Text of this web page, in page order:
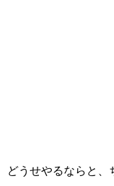
どうせやるならと、